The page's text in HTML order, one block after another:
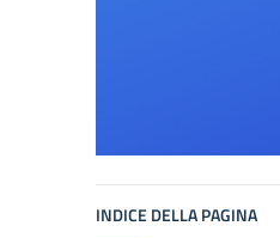
INDICE DELLA PAGINA